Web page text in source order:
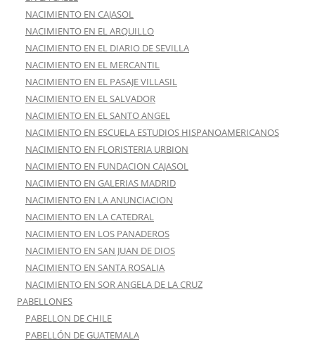
NACIMIENTO EN CAJASOL
NACIMIENTO EN EL ARQUILLO
NACIMIENTO EN EL DIARIO DE SEVILLA
NACIMIENTO EN EL MERCANTIL
NACIMIENTO EN EL PASAJE VILLASIL
NACIMIENTO EN EL SALVADOR
NACIMIENTO EN EL SANTO ANGEL
NACIMIENTO EN ESCUELA ESTUDIOS HISPANOAMERICANOS
NACIMIENTO EN FLORISTERIA URBION
NACIMIENTO EN FUNDACION CAJASOL
NACIMIENTO EN GALERIAS MADRID
NACIMIENTO EN LA ANUNCIACION
NACIMIENTO EN LA CATEDRAL
NACIMIENTO EN LOS PANADEROS
NACIMIENTO EN SAN JUAN DE DIOS
NACIMIENTO EN SANTA ROSALIA
NACIMIENTO EN SOR ANGELA DE LA CRUZ
PABELLONES
PABELLON DE CHILE
PABELLÓN DE GUATEMALA